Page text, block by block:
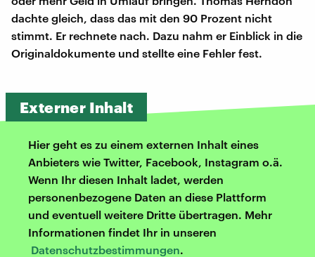
dachte gleich, dass das mit den 90 Prozent nicht
stimmt. Er rechnete nach. Dazu nahm er Einblick in die
Originaldokumente und stellte eine Fehler fest.
Externer Inhalt
Hier geht es zu einem externen Inhalt eines
Anbieters wie Twitter, Facebook, Instagram o.ä.
Wenn Ihr diesen Inhalt ladet, werden
personenbezogene Daten an diese Plattform
und eventuell weitere Dritte übertragen. Mehr
Informationen findet Ihr in unseren
Datenschutzbestimmungen.